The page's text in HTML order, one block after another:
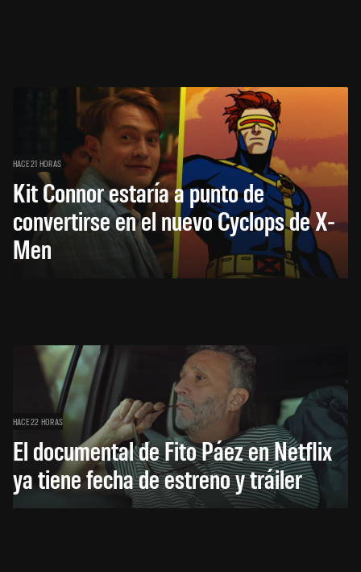
HACE 21 HORAS
Kit Connor estaría a punto de
convertirse en el nuevo Cyclops de X-
Men
HACE 22 HORAS
El documental de Fito Páez en Netflix
ya tiene fecha de estreno y tráiler